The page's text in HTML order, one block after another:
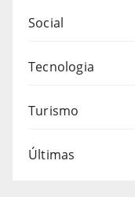
Social
Tecnologia
Turismo
Últimas